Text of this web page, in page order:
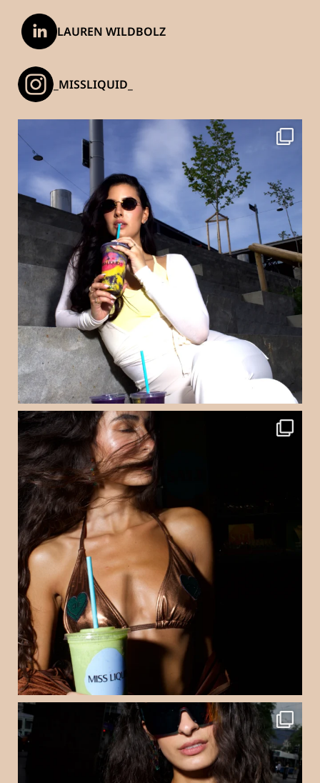
LAUREN WILDBOLZ
_MISSLIQUID_